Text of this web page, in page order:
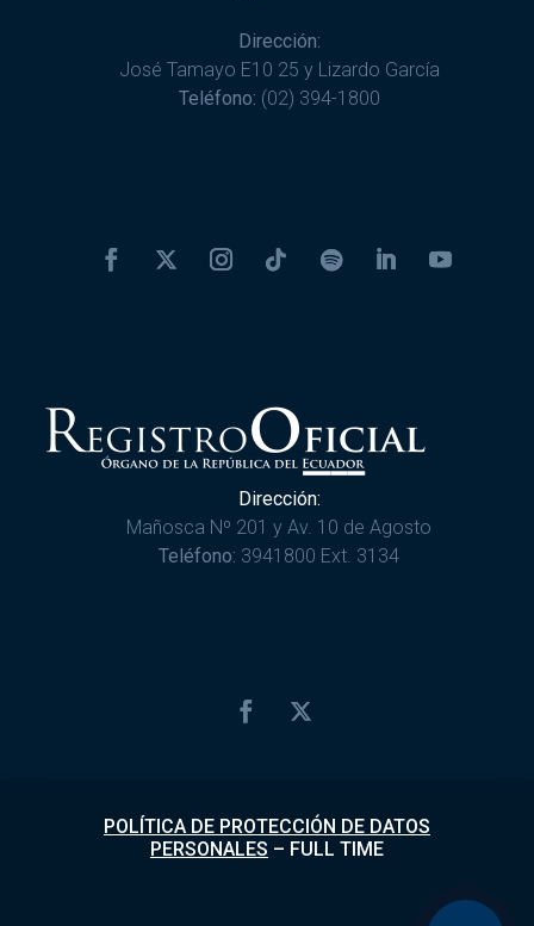
Dirección:
José Tamayo E10 25 y Lizardo García
Teléfono: (02) 394-1800
Dirección:
Mañosca Nº 201 y Av. 10 de Agosto
Teléfono: 3941800 Ext. 3134
POLÍTICA DE PROTECCIÓN DE DATOS
PERSONALES – FULL TIME